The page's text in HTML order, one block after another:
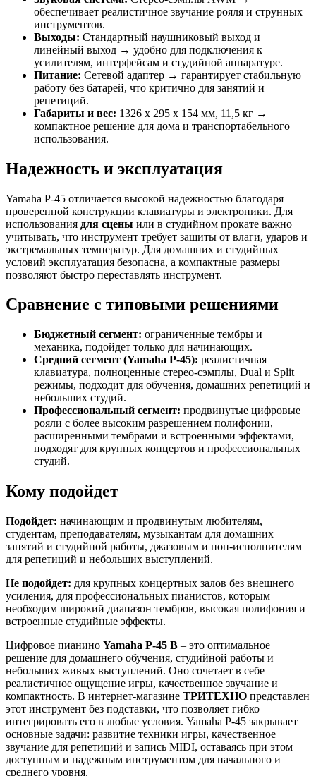
обеспечивает реалистичное звучание рояля и струнных
инструментов.
Выходы: Стандартный наушниковый выход и
линейный выход → удобно для подключения к
усилителям, интерфейсам и студийной аппаратуре.
Питание: Сетевой адаптер → гарантирует стабильную
работу без батарей, что критично для занятий и
репетиций.
Габариты и вес: 1326 x 295 x 154 мм, 11,5 кг →
компактное решение для дома и транспортабельного
использования.
Надежность и эксплуатация
Yamaha P-45 отличается высокой надежностью благодаря
проверенной конструкции клавиатуры и электроники. Для
использования для сцены или в студийном прокате важно
учитывать, что инструмент требует защиты от влаги, ударов и
экстремальных температур. Для домашних и студийных
условий эксплуатация безопасна, а компактные размеры
позволяют быстро переставлять инструмент.
Сравнение с типовыми решениями
Бюджетный сегмент: ограниченные тембры и
механика, подойдет только для начинающих.
Средний сегмент (Yamaha P-45): реалистичная
клавиатура, полноценные стерео-сэмплы, Dual и Split
режимы, подходит для обучения, домашних репетиций и
небольших студий.
Профессиональный сегмент: продвинутые цифровые
рояли с более высоким разрешением полифонии,
расширенными тембрами и встроенными эффектами,
подходят для крупных концертов и профессиональных
студий.
Кому подойдет
Подойдет: начинающим и продвинутым любителям,
студентам, преподавателям, музыкантам для домашних
занятий и студийной работы, джазовым и поп-исполнителям
для репетиций и небольших выступлений.
Не подойдет: для крупных концертных залов без внешнего
усиления, для профессиональных пианистов, которым
необходим широкий диапазон тембров, высокая полифония и
встроенные студийные эффекты.
Цифровое пианино Yamaha P-45 B – это оптимальное
решение для домашнего обучения, студийной работы и
небольших живых выступлений. Оно сочетает в себе
реалистичное ощущение игры, качественное звучание и
компактность. В интернет-магазине ТРИТЕХНО представлен
этот инструмент без подставки, что позволяет гибко
интегрировать его в любые условия. Yamaha P-45 закрывает
основные задачи: развитие техники игры, качественное
звучание для репетиций и запись MIDI, оставаясь при этом
доступным и надежным инструментом для начального и
среднего уровня.